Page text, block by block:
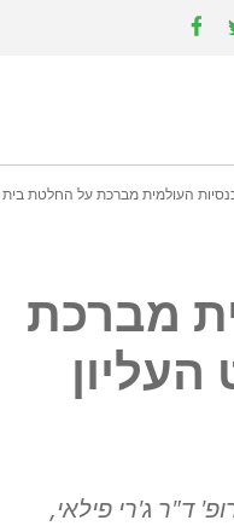
העולמית מברכת על החלטת
מברכת
ד"ר ג'רי פילאי,